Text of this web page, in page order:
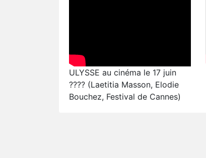
ULYSSE au cinéma le 17 juin
???? (Laetitia Masson, Elodie
Bouchez, Festival de Cannes)